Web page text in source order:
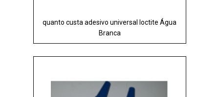
quanto custa adesivo universal loctite Água
Branca